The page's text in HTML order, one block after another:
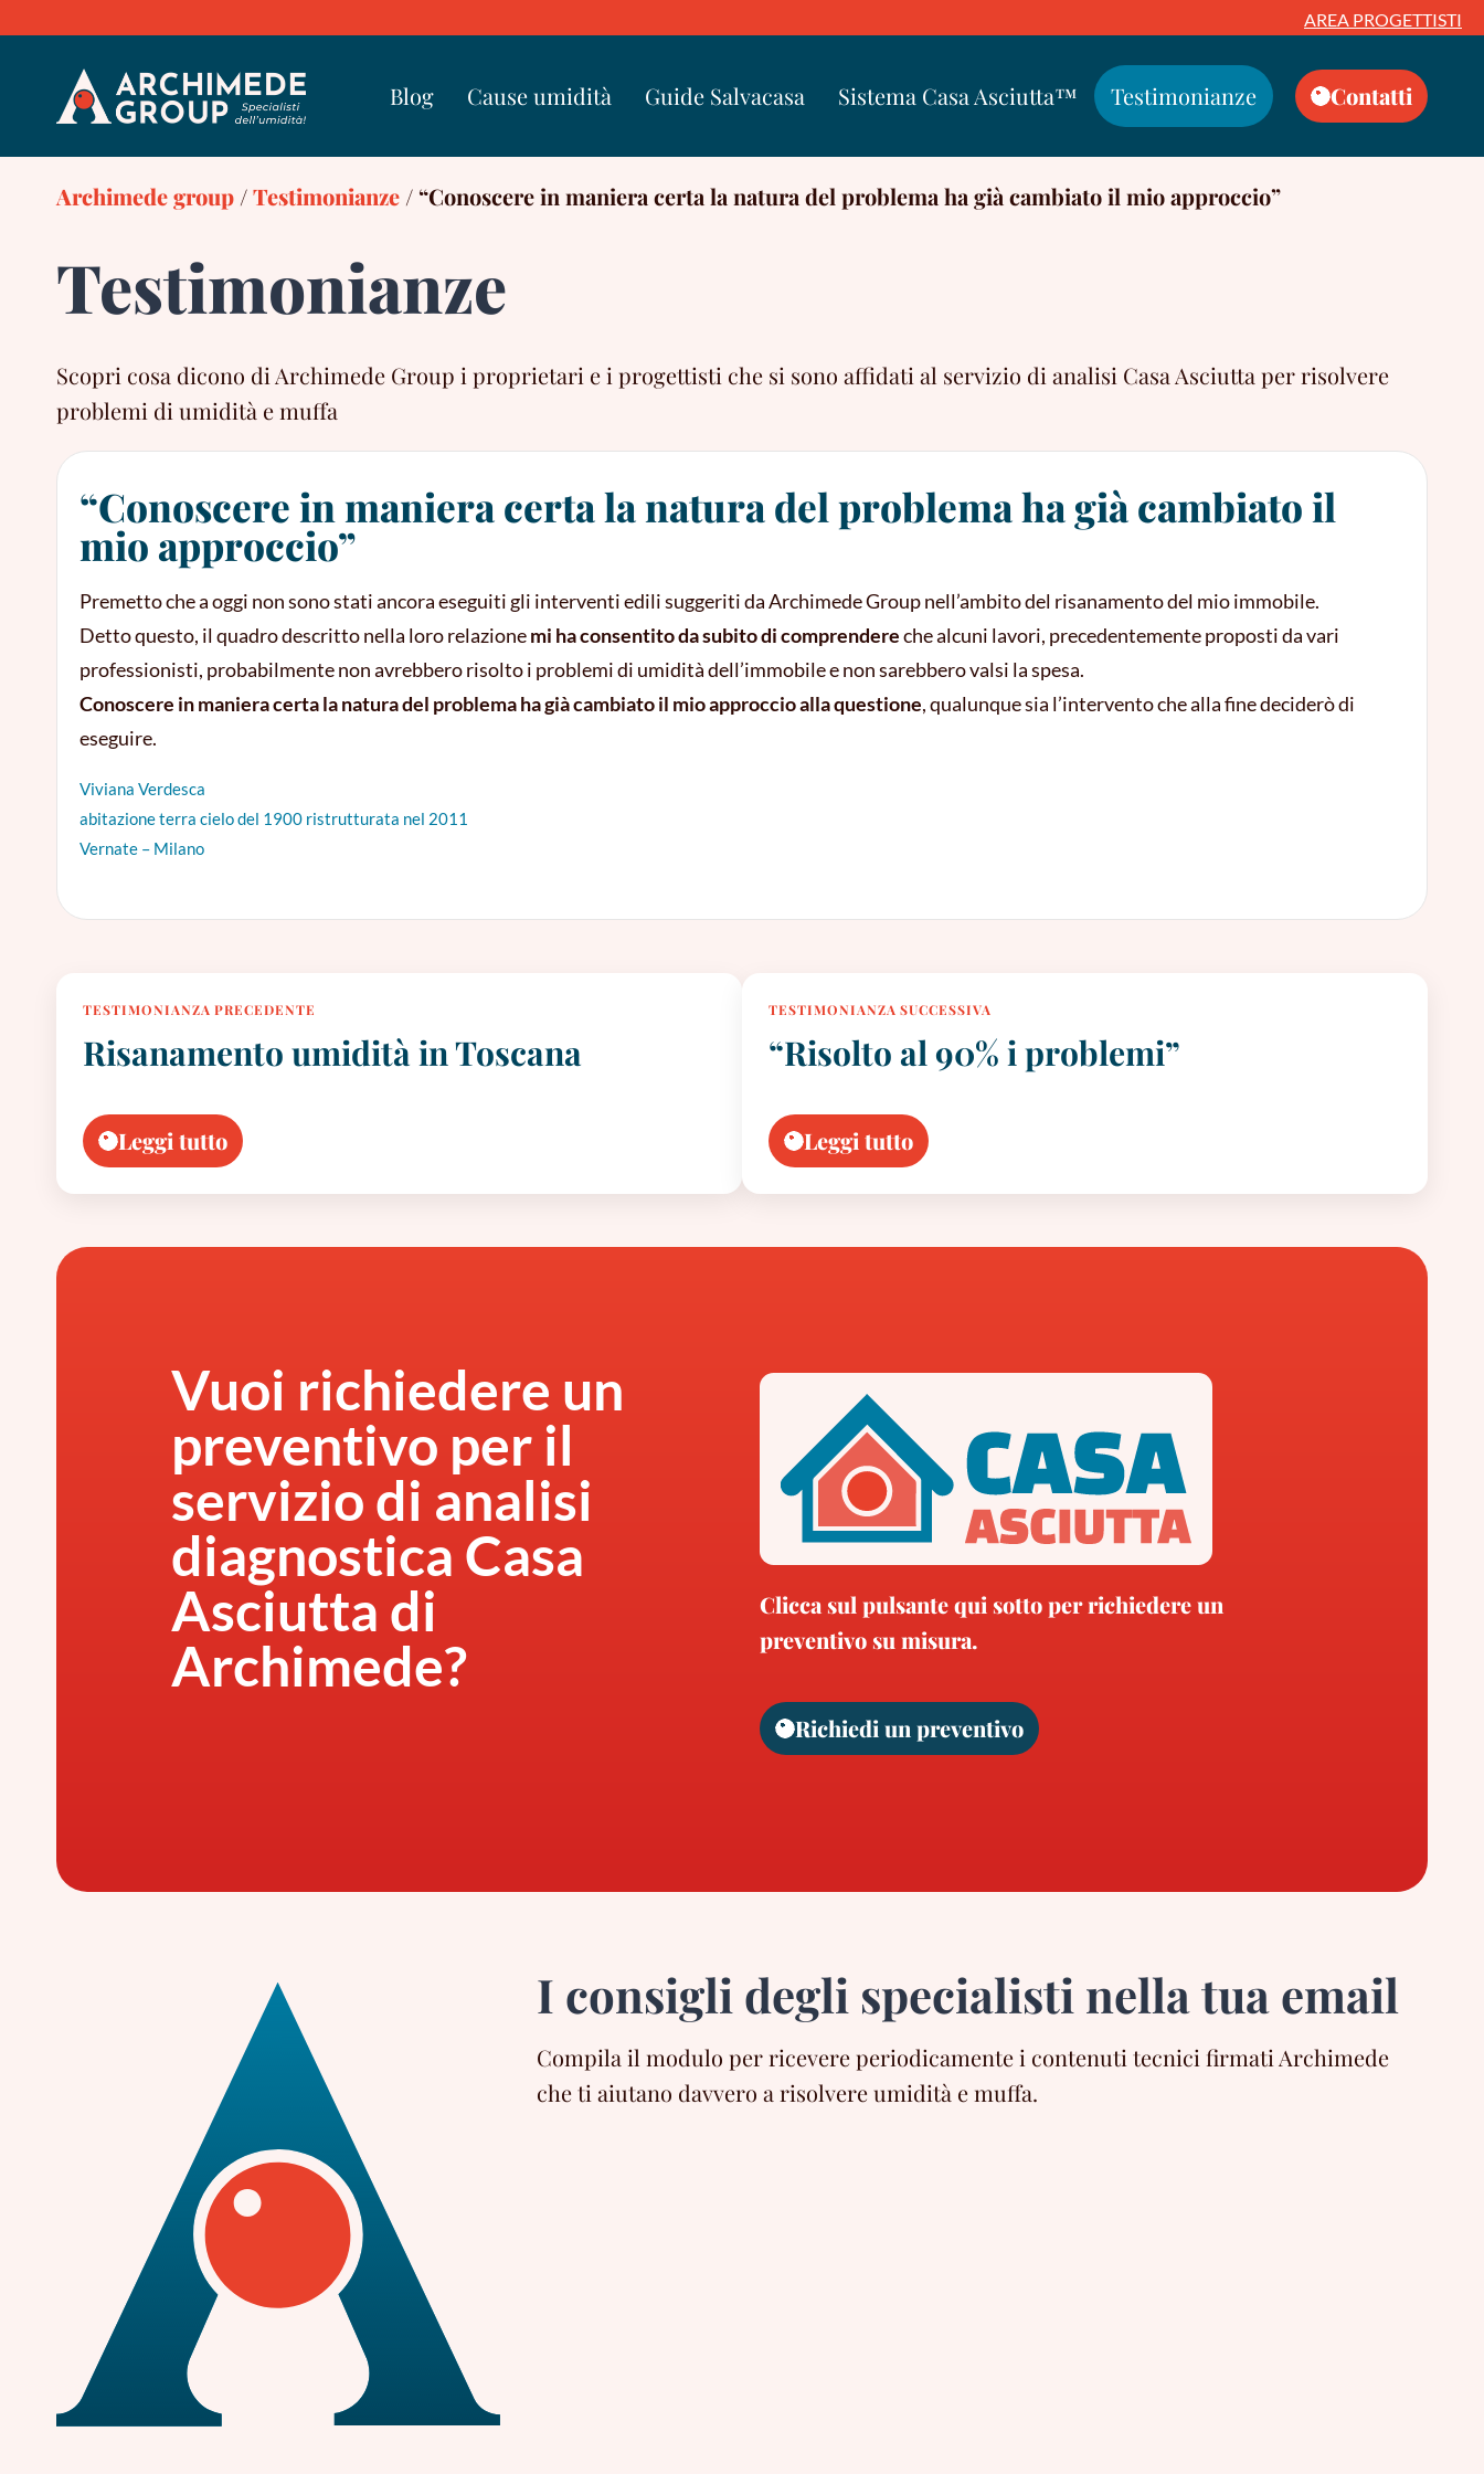
content
AREA PROGETTISTI
Blog Cause umidità Guide Salvacasa Sistema Casa Asciutta™ Testimonianze Contatti
Archimede group /Testimonianze / “Conoscere in maniera certa la natura del problema ha già cambiato il mio approccio”
Testimonianze
Scopri cosa dicono di Archimede Group i proprietari e i progettisti che si sono affidati al servizio di analisi Casa Asciutta per risolvere
problemi di umidità e muffa
“Conoscere in maniera certa la natura del problema ha già cambiato il
mio approccio”
Premetto che a oggi non sono stati ancora eseguiti gli interventi edili suggeriti da Archimede Group nell’ambito del risanamento del mio immobile.
Detto questo, il quadro descritto nella loro relazionemi ha consentito da subito di comprendereche alcuni lavori, precedentemente proposti da vari
professionisti, probabilmente non avrebbero risolto i problemi di umidità dell’immobile e non sarebbero valsi la spesa.
Conoscere in maniera certa la natura del problema ha già cambiato il mio approccio alla questione, qualunque sia l’intervento che alla fine deciderò di
eseguire.
Viviana Verdesca
abitazione terra cielo del 1900 ristrutturata nel 2011
Vernate – Milano
TESTIMONIANZA PRECEDENTE
Risanamento umidità in Toscana
Leggi tutto
TESTIMONIANZA SUCCESSIVA
“Risolto al 90% i problemi”
Leggi tutto
Vuoi richiedere un
preventivo per il
servizio di analisi
diagnostica Casa
Asciutta di
Archimede?
Clicca sul pulsante qui sotto per richiedere un
preventivo su misura.
Richiedi un preventivo
I consigli degli specialisti nella tua email
Compila il modulo per ricevere periodicamente i contenuti tecnici firmati Archimede
che ti aiutano davvero a risolvere umidità e muffa.